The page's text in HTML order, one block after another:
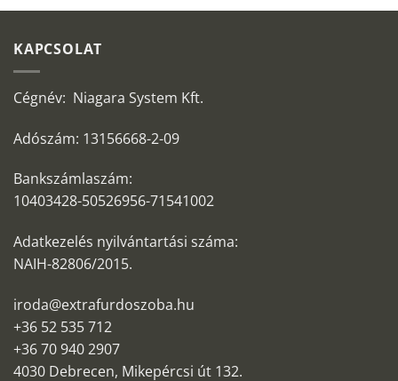
KAPCSOLAT
Cégnév: Niagara System Kft.
Adószám: 13156668-2-09
Bankszámlaszám:
10403428-50526956-71541002
Adatkezelés nyilvántartási száma:
NAIH-82806/2015.
iroda@extrafurdoszoba.hu
+36 52 535 712
+36 70 940 2907
4030 Debrecen, Mikepércsi út 132.